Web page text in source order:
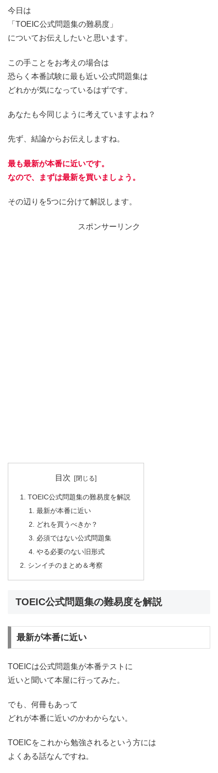
今日は
「TOEIC公式問題集の難易度」
についてお伝えしたいと思います。
この手ことをお考えの場合は
恐らく本番試験に最も近い公式問題集は
どれかが気になっているはずです。
あなたも今同じように考えていますよね？
先ず、結論からお伝えしますね。
最も最新が本番に近いです。
なので、まずは最新を買いましょう。
その辺りを5つに分けて解説します。
スポンサーリンク
目次
TOEIC公式問題集の難易度を解説
最新が本番に近い
どれを買うべきか？
必須ではない公式問題集
やる必要のない旧形式
シンイチのまとめ＆考察
TOEIC公式問題集の難易度を解説
最新が本番に近い
TOEICは公式問題集が本番テストに
近いと聞いて本屋に行ってみた。
でも、何冊もあって
どれが本番に近いのかわからない。
TOEICをこれから勉強されるという方には
よくある話なんですね。